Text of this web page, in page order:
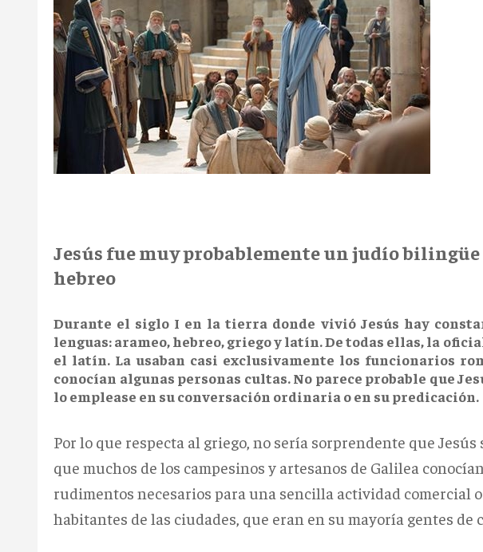
Jesús fue muy probablemente un judío bilingüe
hebreo
Durante el siglo I en la tierra donde vivió Jesús hay
lenguas: arameo, hebreo, griego y latín. De todas ellas, la
el latín. La usaban casi exclusivamente los funcionarios
conocían algunas personas cultas. No parece probable que
lo emplease en su conversación ordinaria o en su predicación.
Por lo que respecta al griego, no sería sorprendente que Jesús
que muchos de los campesinos y artesanos de Galilea
rudimentos necesarios para una sencilla actividad comercial
habitantes de las ciudades, que eran en su mayoría gentes